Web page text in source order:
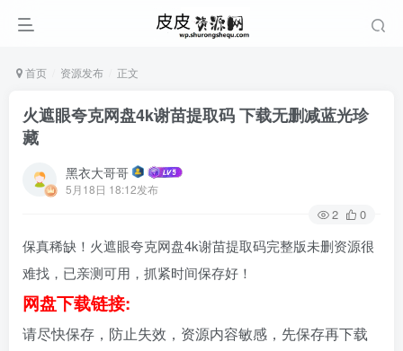
首页 资源发布 正文
火遮眼夸克网盘4k谢苗提取码 下载无删减蓝光珍
藏
黑衣大哥哥
5月18日 18:12发布
2 0
保真稀缺！火遮眼夸克网盘4k谢苗提取码完整版未删资源很
难找，已亲测可用，抓紧时间保存好！
网盘下载链接:
请尽快保存，防止失效，资源内容敏感，先保存再下载